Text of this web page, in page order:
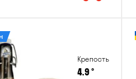
Крепость
4.9°